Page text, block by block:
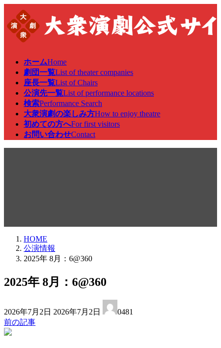
テ
ゲ
ホームHome
劇団一覧List of theater companies
座長一覧List of Chairs
公演先一覧List of performance locations
検索Performance Search
大衆演劇の楽しみ方How to enjoy theatre
初めての方へFor first visitors
お問い合わせContact
HOME
公演情報
2025年 8月：6@360
2025年 8月：6@360
2026年7月2日 終
2026年7月2日
0481
前の記事